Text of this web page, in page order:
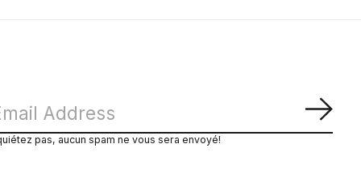
pas, aucun spam ne vous sera envoyé!